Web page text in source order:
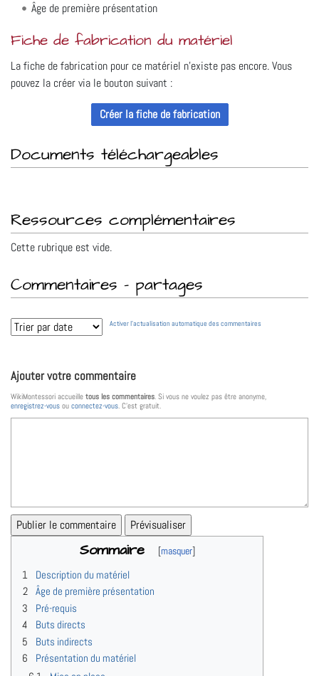
Âge de première présentation
Fiche de fabrication du matériel
La fiche de fabrication pour ce matériel n'existe pas encore. Vous
pouvez la créer via le bouton suivant :
Documents téléchargeables
Ressources complémentaires
Cette rubrique est vide.
Commentaires – partages
Activer l’actualisation automatique des commentaires
Ajouter votre commentaire
WikiMontessori accueille tous les commentaires. Si vous ne voulez pas être anonyme,
enregistrez-vous ou connectez-vous. C’est gratuit.
Sommaire
1
Description du matériel
2 Âge de première présentation
3
Pré-requis
4
Buts directs
5
Buts indirects
6
Présentation du matériel